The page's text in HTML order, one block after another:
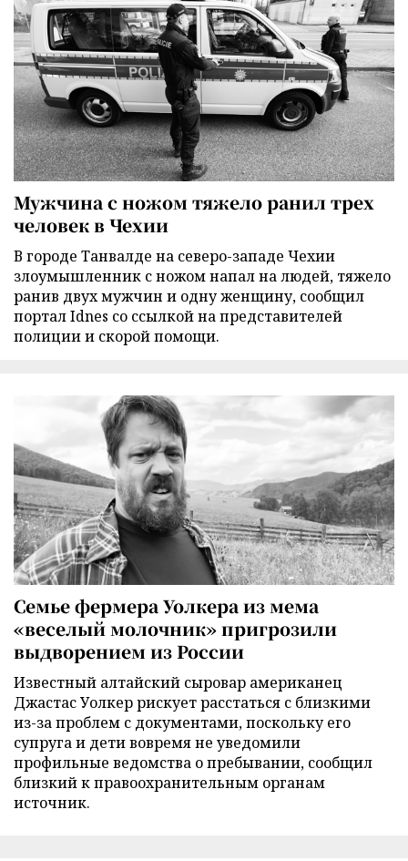
Мужчина с ножом тяжело ранил трех
человек в Чехии
В городе Танвалде на северо-западе Чехии
злоумышленник с ножом напал на людей, тяжело
ранив двух мужчин и одну женщину, сообщил
портал Idnes со ссылкой на представителей
полиции и скорой помощи.
Семье фермера Уолкера из мема
«веселый молочник» пригрозили
выдворением из России
Известный алтайский сыровар американец
Джастас Уолкер рискует расстаться с близкими
из-за проблем с документами, поскольку его
супруга и дети вовремя не уведомили
профильные ведомства о пребывании, сообщил
близкий к правоохранительным органам
источник.